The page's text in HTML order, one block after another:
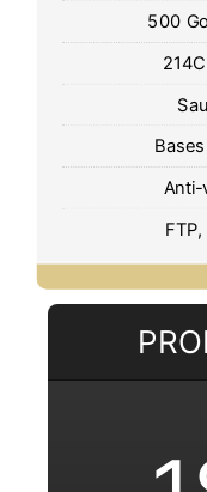
500
Anti-